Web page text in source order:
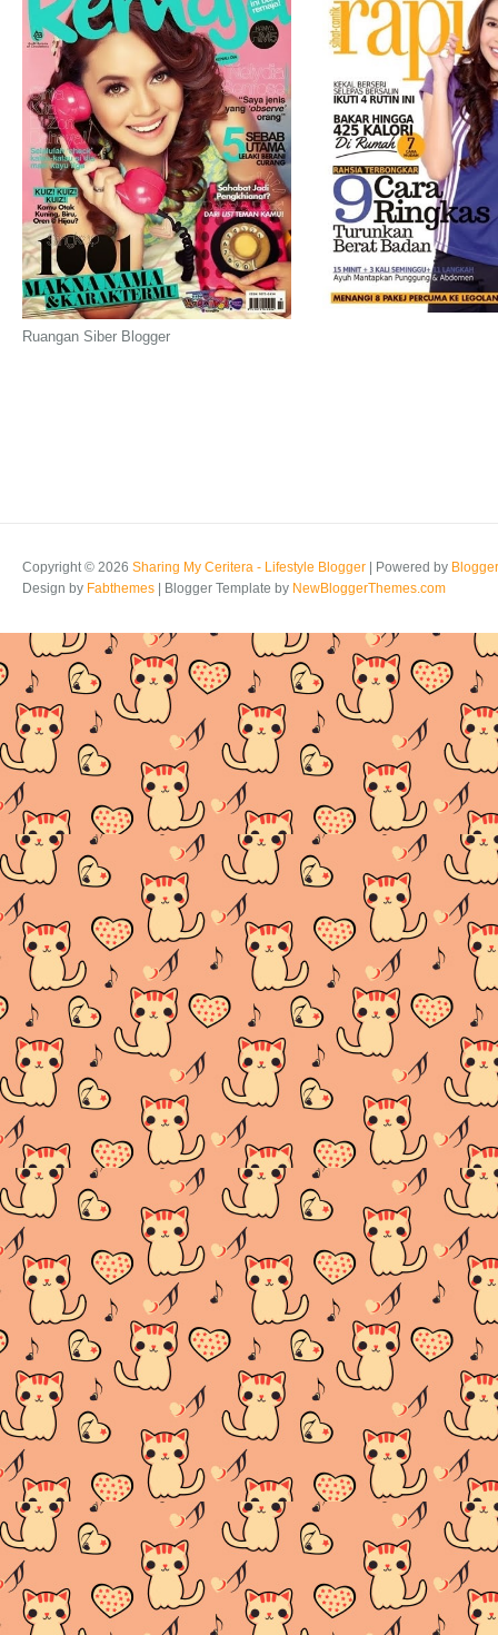
Ruangan Siber Blogger
Copyright © 2026 Sharing My Ceritera - Lifestyle Blogger | Powered by Blogger
Design by Fabthemes | Blogger Template by NewBloggerThemes.com